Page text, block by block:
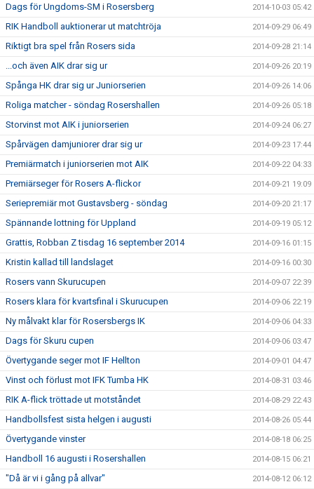
Dags för Ungdoms-SM i Rosersberg 2014-10-03 05:42
RIK Handboll auktionerar ut matchtröja 2014-09-29 06:49
Riktigt bra spel från Rosers sida 2014-09-28 21:14
...och även AIK drar sig ur 2014-09-26 20:19
Spånga HK drar sig ur Juniorserien 2014-09-26 14:06
Roliga matcher - söndag Rosershallen 2014-09-26 05:18
Storvinst mot AIK i juniorserien 2014-09-24 06:27
Spårvägen damjuniorer drar sig ur 2014-09-23 17:44
Premiärmatch i juniorserien mot AIK 2014-09-22 04:33
Premiärseger för Rosers A-flickor 2014-09-21 19:09
Seriepremiär mot Gustavsberg - söndag 2014-09-20 21:17
Spännande lottning för Uppland 2014-09-19 05:12
Grattis, Robban Z tisdag 16 september 2014 2014-09-16 01:15
Kristin kallad till landslaget 2014-09-16 00:30
Rosers vann Skurucupen 2014-09-07 22:39
Rosers klara för kvartsfinal i Skurucupen 2014-09-06 22:19
Ny målvakt klar för Rosersbergs IK 2014-09-06 04:33
Dags för Skuru cupen 2014-09-06 03:47
Övertygande seger mot IF Hellton 2014-09-01 04:47
Vinst och förlust mot IFK Tumba HK 2014-08-31 03:46
RIK A-flick tröttade ut motståndet 2014-08-29 22:43
Handbollsfest sista helgen i augusti 2014-08-26 05:44
Övertygande vinster 2014-08-18 06:25
Handboll 16 augusti i Rosershallen 2014-08-15 06:21
"Då är vi i gång på allvar" 2014-08-12 06:12